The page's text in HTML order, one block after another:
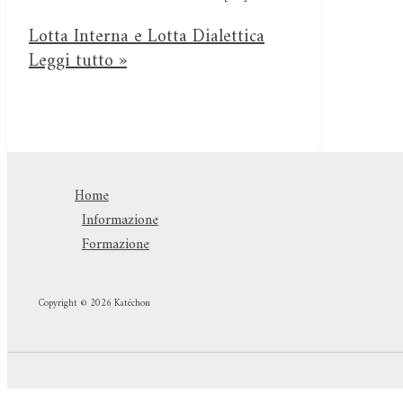
Lotta Interna e Lotta Dialettica
Leggi tutto »
Home
Informazione
Formazione
Copyright © 2026 Katéchon